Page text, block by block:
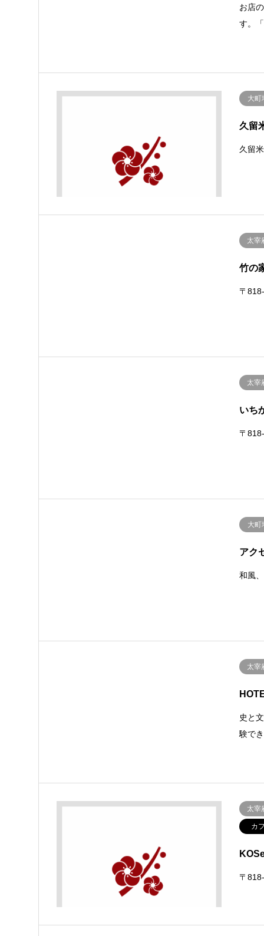
お店
す。
大町
久留
久留
太宰
竹の
〒
太宰
いち
〒
大町
アク
和風
太宰
史と
験で
太宰
カ
〒